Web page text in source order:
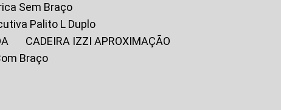
Sem Braço
Palito L Duplo
CADEIRA IZZI APROXIMAÇÃO
Braço